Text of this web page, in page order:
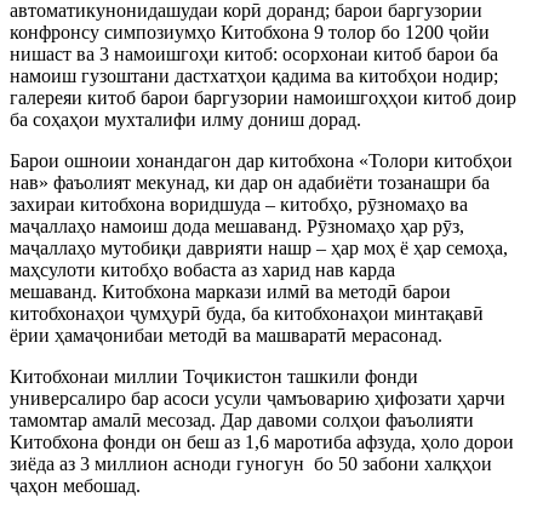
автоматикунонидашудаи корӣ доранд; барои баргузории
конфронсу симпозиумҳо Китобхона 9 толор бо 1200 ҷойи
нишаст ва 3 намоишгоҳи китоб: осорхонаи китоб барои ба
намоиш гузоштани дастхатҳои қадима ва китобҳои нодир;
галереяи китоб барои баргузории намоишгоҳҳои китоб доир
ба соҳаҳои мухталифи илму дониш дорад.
Барои ошноии хонандагон дар китобхона «Толори китобҳои
нав» фаъолият мекунад, ки дар он адабиёти тозанашри ба
захираи китобхона воридшуда – китобҳо, рӯзномаҳо ва
маҷаллаҳо намоиш дода мешаванд. Рӯзномаҳо ҳар рӯз,
маҷаллаҳо мутобиқи даврияти нашр – ҳар моҳ ё ҳар семоҳа,
маҳсулоти китобҳо вобаста аз харид нав карда
мешаванд. Китобхона маркази илмӣ ва методӣ барои
китобхонаҳои ҷумҳурӣ буда, ба китобхонаҳои минтақавӣ
ёрии ҳамаҷонибаи методӣ ва машваратӣ мерасонад.
Китобхонаи миллии Тоҷикистон ташкили фонди
универсалиро бар асоси усули ҷамъоварию ҳифозати ҳарчи
тамомтар амалӣ месозад. Дар давоми солҳои фаъолияти
Китобхона фонди он беш аз 1,6 маротиба афзуда, ҳоло дорои
зиёда аз 3 миллион асноди гуногун бо 50 забони халқҳои
ҷаҳон мебошад.